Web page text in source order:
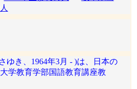
ゆき、1964年3月 - )は、日本の
学教育学部国語教育講座教